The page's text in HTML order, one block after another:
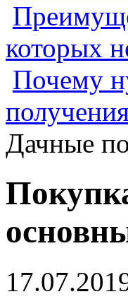
которых
Почему
Дачные